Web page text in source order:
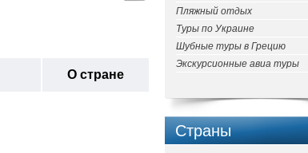
О стране
Пляжный отдых
Туры по Украине
Шубные туры в Грецию
Экскурсионные авиа туры
Страны